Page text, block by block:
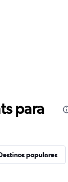
para
populares